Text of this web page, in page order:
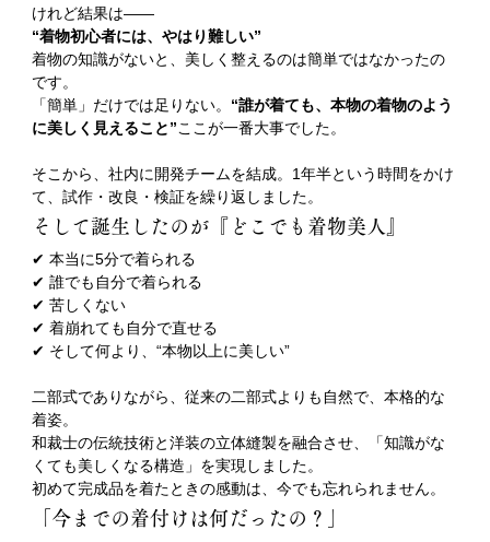
けれど結果は——
“着物初心者には、やはり難しい”
着物の知識がないと、美しく整えるのは簡単ではなかったの
です。
「簡単」だけでは足りない。 “誰が着ても、本物の着物のよう
に美しく見えること”ここが一番大事でした。
そこから、社内に開発チームを結成。1年半という時間をかけ
て、試作・改良・検証を繰り返しました。
そして誕生したのが『どこでも着物美人』
✔ 本当に5分で着られる
✔ 誰でも自分で着られる
✔ 苦しくない
✔ 着崩れても自分で直せる
✔ そして何より、“本物以上に美しい”
二部式でありながら、従来の二部式よりも自然で、本格的な
着姿。
和裁士の伝統技術と洋装の立体縫製を融合させ、「知識がな
くても美しくなる構造」を実現しました。
初めて完成品を着たときの感動は、今でも忘れられません。
「今までの着付けは何だったの？」